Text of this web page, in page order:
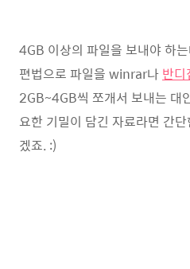
4GB 이상의 파일을 보내야 하
편법으로 파일을 winrar나 반
2GB~4GB씩 쪼개서 보내는 대
요한 기밀이 담긴 자료라면 간
겠죠. :)